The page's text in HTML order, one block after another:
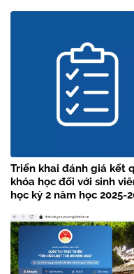
Triển khai đánh giá kết
khóa học đối với sinh
học kỳ 2 năm học 2025-